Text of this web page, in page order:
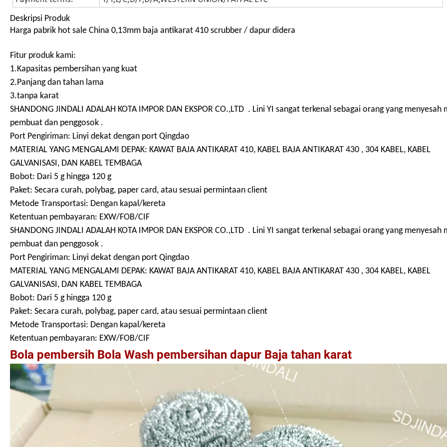
Deskripsi Produk
Harga pabrik hot sale China 0,13mm baja antikarat 410 scrubber / dapur didera
Fitur produk kami:
1.Kapasitas pembersihan yang kuat
2.Panjang dan tahan lama
3.tanpa karat
SHANDONG JINDALI ADALAH KOTA IMPOR DAN EKSPOR CO.,LTD . Lini YI sangat terkenal sebagai orang yang menyesah
pembuat dan penggosok .
Port Pengiriman: Linyi dekat dengan port Qingdao
MATERIAL YANG MENGALAMI DEPAK: KAWAT BAJA ANTIKARAT 410, KABEL BAJA ANTIKARAT 430 , 304 KABEL, KABEL
GALVANISASI, DAN KABEL TEMBAGA
Bobot: Dari 5 g hingga 120 g
Paket: Secara curah, polybag, paper card, atau sesuai permintaan client
Metode Transportasi: Dengan kapal/kereta
Ketentuan pembayaran: EXW/FOB/CIF
SHANDONG JINDALI ADALAH KOTA IMPOR DAN EKSPOR CO.,LTD . Lini YI sangat terkenal sebagai orang yang menyesah
pembuat dan penggosok .
Port Pengiriman: Linyi dekat dengan port Qingdao
MATERIAL YANG MENGALAMI DEPAK: KAWAT BAJA ANTIKARAT 410, KABEL BAJA ANTIKARAT 430 , 304 KABEL, KABEL
GALVANISASI, DAN KABEL TEMBAGA
Bobot: Dari 5 g hingga 120 g
Paket: Secara curah, polybag, paper card, atau sesuai permintaan client
Metode Transportasi: Dengan kapal/kereta
Ketentuan pembayaran: EXW/FOB/CIF
Bola pembersih Bola Wash pembersihan dapur Baja tahan karat